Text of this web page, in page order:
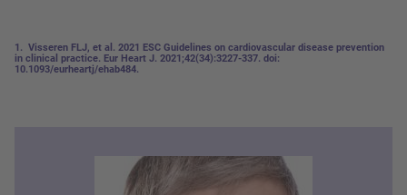
1. Visseren FLJ, et al. 2021 ESC Guidelines on cardiovascular disease prevention
in clinical practice. Eur Heart J. 2021;42(34):3227-337. doi:
10.1093/eurheartj/ehab484.